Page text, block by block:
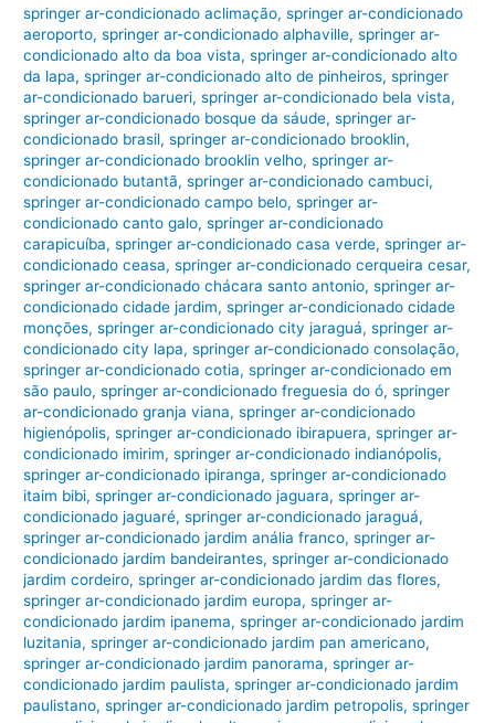
springer ar-condicionado aclimação,springer ar-condicionado
aeroporto,springer ar-condicionado alphaville,springer ar-
condicionado alto da boa vista,springer ar-condicionado alto
da lapa,springer ar-condicionado alto de pinheiros,springer
ar-condicionado barueri,springer ar-condicionado bela vista,
springer ar-condicionado bosque da sáude,springer ar-
condicionado brasil,springer ar-condicionado brooklin,
springer ar-condicionado brooklin velho,springer ar-
condicionado butantã,springer ar-condicionado cambuci,
springer ar-condicionado campo belo,springer ar-
condicionado canto galo,springer ar-condicionado
carapicuíba,springer ar-condicionado casa verde,springer ar-
condicionado ceasa,springer ar-condicionado cerqueira cesar,
springer ar-condicionado chácara santo antonio,springer ar-
condicionado cidade jardim,springer ar-condicionado cidade
monções,springer ar-condicionado city jaraguá,springer ar-
condicionado city lapa,springer ar-condicionado consolação,
springer ar-condicionado cotia,springer ar-condicionado em
são paulo,springer ar-condicionado freguesia do ó,springer
ar-condicionado granja viana,springer ar-condicionado
higienópolis,springer ar-condicionado ibirapuera,springer ar-
condicionado imirim,springer ar-condicionado indianópolis,
springer ar-condicionado ipiranga,springer ar-condicionado
itaim bibi,springer ar-condicionado jaguara,springer ar-
condicionado jaguaré,springer ar-condicionado jaraguá,
springer ar-condicionado jardim anália franco,springer ar-
condicionado jardim bandeirantes,springer ar-condicionado
jardim cordeiro,springer ar-condicionado jardim das flores,
springer ar-condicionado jardim europa,springer ar-
condicionado jardim ipanema,springer ar-condicionado jardim
luzitania,springer ar-condicionado jardim pan americano,
springer ar-condicionado jardim panorama,springer ar-
condicionado jardim paulista,springer ar-condicionado jardim
paulistano,springer ar-condicionado jardim petropolis,springer